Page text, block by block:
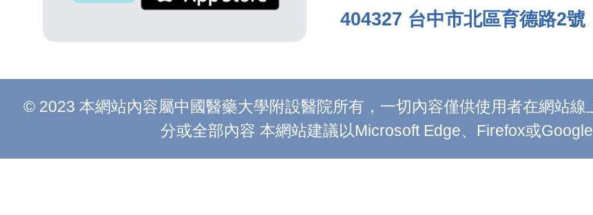
404327 台中市北區育德路2號
© 2023 本網站內容屬中國醫藥大學附設醫院所有，一切內容僅供使用者在網站
分或全部內容 本網站建議以Microsoft Edge、Firefox或